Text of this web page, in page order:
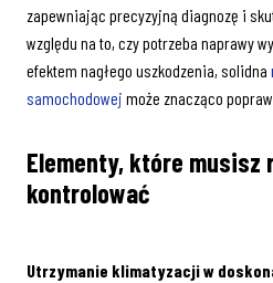
zapewniając precyzyjną diagnozę i
względu na to, czy potrzeba naprawy
efektem nagłego uszkodzenia, solidna
samochodowej może znacząco
Elementy, które musisz
kontrolować
Utrzymanie klimatyzacji w